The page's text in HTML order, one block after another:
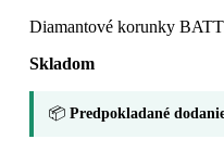
Diamantové korunky
Skladom
📦 Predpokladané